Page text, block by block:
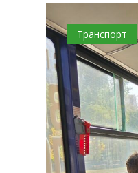
Транспорт